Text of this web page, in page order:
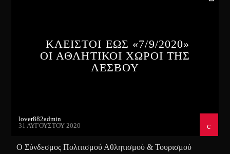
ΚΛΕΙΣΤΟΙ ΕΩΣ «7/9/2020»
ΟΙ ΑΘΛΗΤΙΚΟΙ ΧΩΡΟΙ ΤΗΣ
ΛΕΣΒΟΥ
lover882admin
31 ΑΥΓΟΎΣΤΟΥ 2020
Ο Σύνδεσμος Πολιτισμού Αθλητισμού & Τουρισμού